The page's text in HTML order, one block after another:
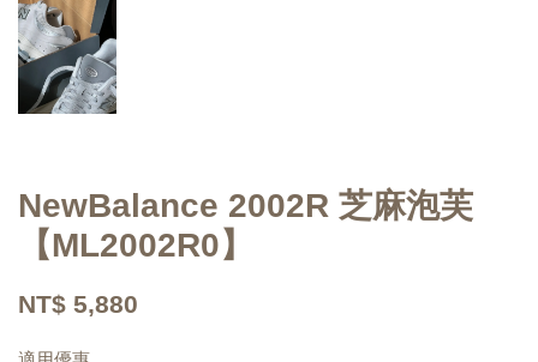
NewBalance 2002R 芝麻泡芙
【ML2002R0】
NT$ 5,880